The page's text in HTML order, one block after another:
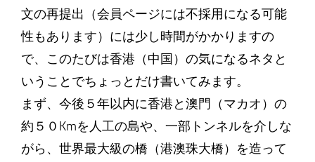
文の再提出（会員ページには不採用になる可能
性もあります）には少し時間がかかりますの
で、このたびは香港（中国）の気になるネタと
いうことでちょっとだけ書いてみます。
まず、今後５年以内に香港と澳門（マカオ）の
約５０Kmを人工の島や、一部トンネルを介しな
がら、世界最大級の橋（港澳珠大橋）を造って